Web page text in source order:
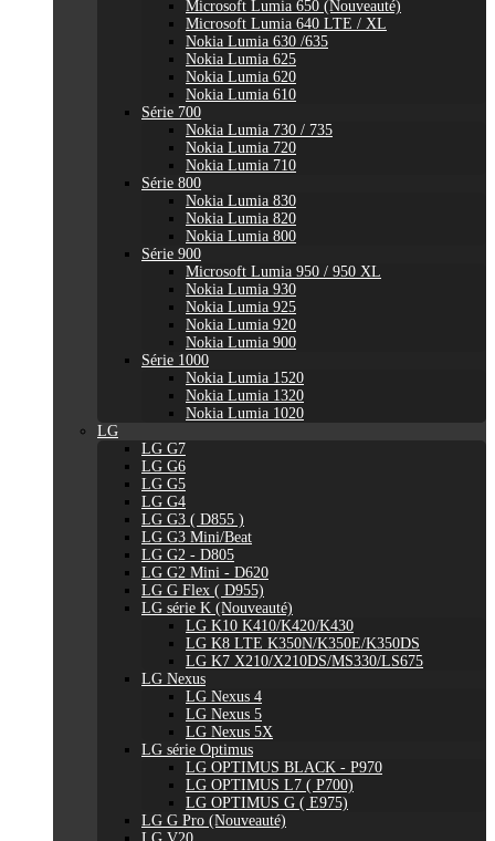
Microsoft Lumia 650 (Nouveauté)
Microsoft Lumia 640 LTE / XL
Nokia Lumia 630 /635
Nokia Lumia 625
Nokia Lumia 620
Nokia Lumia 610
Série 700
Nokia Lumia 730 / 735
Nokia Lumia 720
Nokia Lumia 710
Série 800
Nokia Lumia 830
Nokia Lumia 820
Nokia Lumia 800
Série 900
Microsoft Lumia 950 / 950 XL
Nokia Lumia 930
Nokia Lumia 925
Nokia Lumia 920
Nokia Lumia 900
Série 1000
Nokia Lumia 1520
Nokia Lumia 1320
Nokia Lumia 1020
LG
LG G7
LG G6
LG G5
LG G4
LG G3 ( D855 )
LG G3 Mini/Beat
LG G2 - D805
LG G2 Mini - D620
LG G Flex ( D955)
LG série K (Nouveauté)
LG K10 K410/K420/K430
LG K8 LTE K350N/K350E/K350DS
LG K7 X210/X210DS/MS330/LS675
LG Nexus
LG Nexus 4
LG Nexus 5
LG Nexus 5X
LG série Optimus
LG OPTIMUS BLACK - P970
LG OPTIMUS L7 ( P700)
LG OPTIMUS G ( E975)
LG G Pro (Nouveauté)